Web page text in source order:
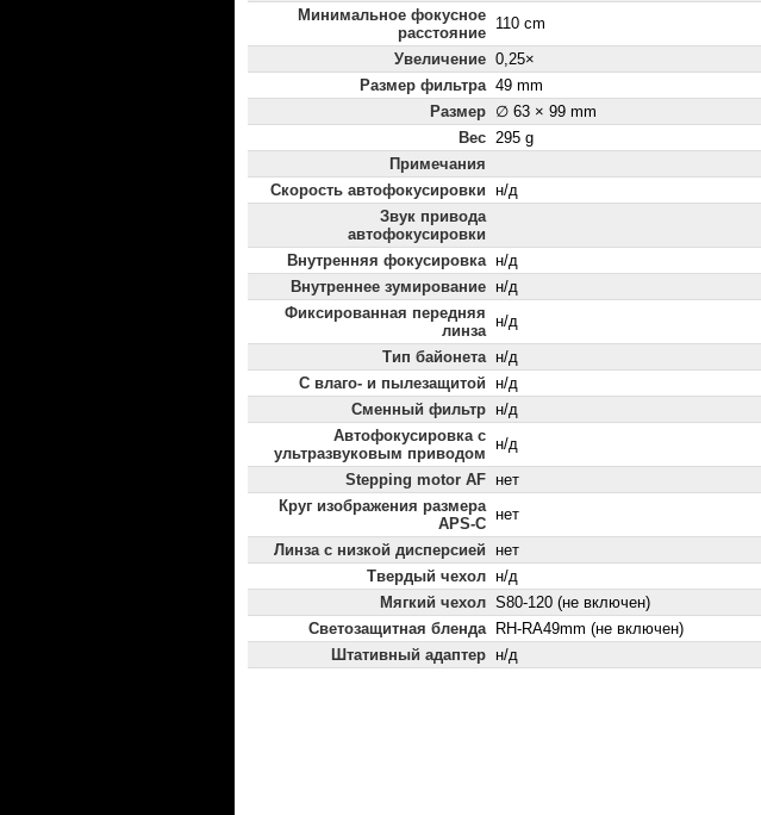
Минимальное фокусное
расстояние
110 cm
Увеличение 0,25×
Размер фильтра 49 mm
Размер ∅ 63 × 99 mm
Вес 295 g
Примечания
Скорость автофокусировки н/д
Звук привода
автофокусировки
Внутренняя фокусировка н/д
Внутреннее зумирование н/д
Фиксированная передняя
линза
н/д
Тип байонета н/д
С влаго- и пылезащитой н/д
Сменный фильтр н/д
Автофокусировка с
ультразвуковым приводом
н/д
Stepping motor AF нет
Круг изображения размера
APS-C
нет
Линза с низкой дисперсией
нет
Твердый чехол н/д
Мягкий чехол S80-120 (не включен)
Светозащитная бленда
RH-RA49mm (не включен)
Штативный адаптер н/д